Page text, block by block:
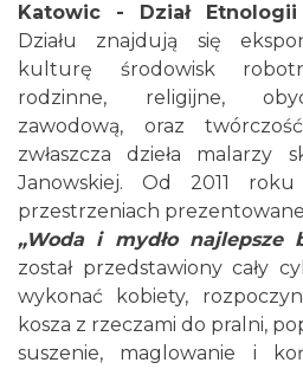
Katowic - Dział Etnologii
Działu znajdują się
kulturę środowisk
rodzinne, religijne,
zawodową, oraz
zwłaszcza dzieła malarzy
Janowskiej. Od 2011
przestrzeniach prezentowane
„Woda i mydło najlepsze
został przedstawiony cały
wykonać kobiety,
kosza z rzeczami do pralni,
suszenie, maglowanie i